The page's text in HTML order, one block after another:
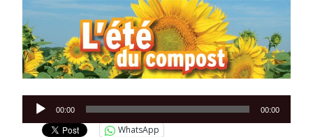
Lecteur
audio
00:00 00:00
WhatsApp